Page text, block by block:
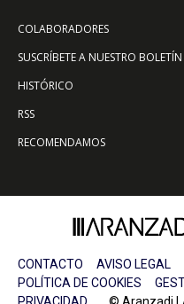
COLABORADORES
SUSCRÍBETE A NUESTRO BOLETÍN
HISTÓRICO
RSS
RECOMENDAMOS
CONTACTO AVISO LEGAL
POLÍTICA DE COOKIES